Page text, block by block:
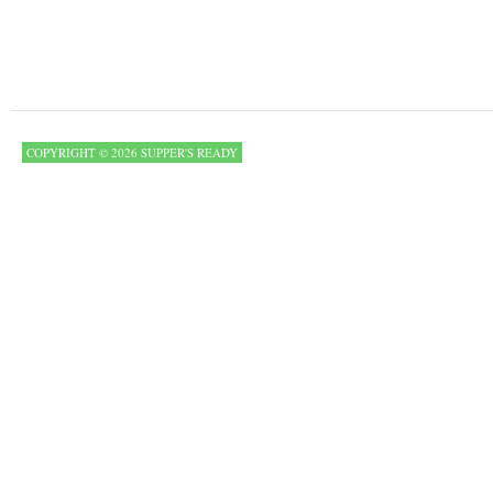
COPYRIGHT © 2026 SUPPER'S READY